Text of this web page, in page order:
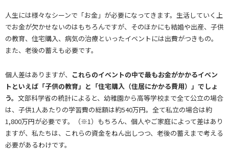
人生には様々なシーンで「お金」が必要になってきます。生活していく上
でお金が欠かせないのはもちろんですが、そのほかにも結婚や出産、子供
の教育、住宅購入、病気の治療といったイベントには出費がつきもの。
また、老後の蓄えも必要です。
個人差はありますが、 これらのイベントの中で最もお金がかかるイベン
トといえば「子供の教育」と「住宅購入（住居にかかる費用）」でしょ
う。 文部科学省の統計によると、幼稚園から高等学校まで全て公立の場合
は、子供1人あたりの学習費の総額は約540万円。全て私立の場合は約
1,800万円が必要です。（※1）もちろん、個人やご家庭によって差はあり
ますが、私たちは、これらの資金をねん出しつつ、老後の蓄えまで考える
必要があるわけです。